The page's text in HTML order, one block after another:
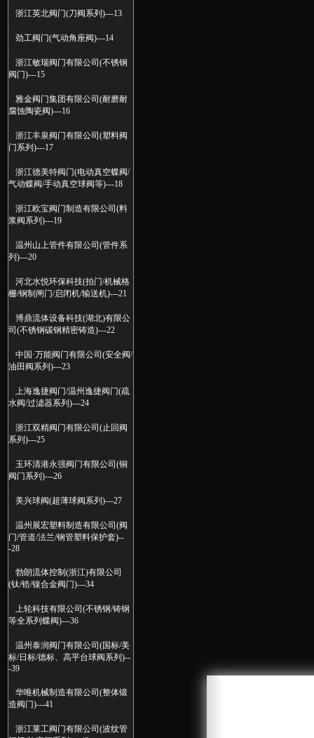
浙江英北阀门(刀阀系列)---13
劲工阀门(气动角座阀)---14
浙江敏瑞阀门有限公司(不锈钢
阀门)---15
雅金阀门集团有限公司(耐磨耐
腐蚀陶瓷阀)---16
浙江丰泉阀门有限公司(塑料阀
门系列)---17
浙江德美特阀门(电动真空蝶阀/
气动蝶阀/手动真空球阀等)---18
浙江欧宝阀门制造有限公司(料
浆阀系列)---19
温州山上管件有限公司(管件系
列)---20
河北水悦环保科技(拍门/机械格
栅/钢制闸门/启闭机/输送机)---21
博鼎流体设备科技(湖北)有限公
司(不锈钢碳钢精密铸造)---22
中国·万能阀门有限公司(安全阀/
油田阀系列)---23
上海逸捷阀门/温州逸捷阀门(疏
水阀/过滤器系列)---24
浙江双精阀门有限公司(止回阀
系列)---25
玉环清港永强阀门有限公司(铜
阀门系列)---26
美兴球阀(超薄球阀系列)---27
温州展宏塑料制造有限公司(阀
门/管道/法兰/钢管塑料保护套)--
-28
勃朗流体控制(浙江)有限公司
(钛/锆/镍合金阀门)---34
上轮科技有限公司(不锈钢/铸钢
等全系列蝶阀)---36
温州泰润阀门有限公司(国标/美
标/日标/德标、高平台球阀系列)--
-39
华唯机械制造有限公司(整体锻
造阀门)---41
浙江莱工阀门有限公司(波纹管